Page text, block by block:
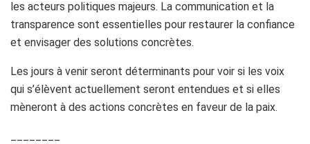
les acteurs politiques majeurs. La communication et la
transparence sont essentielles pour restaurer la confiance
et envisager des solutions concrètes.
Les jours à venir seront déterminants pour voir si les voix
qui s’élèvent actuellement seront entendues et si elles
mèneront à des actions concrètes en faveur de la paix.